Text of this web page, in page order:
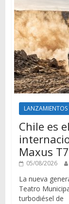
LANZAMIENTOS
Chile es
Maxus
05/08/2026
La nueva
Teatro
turbodiésel de